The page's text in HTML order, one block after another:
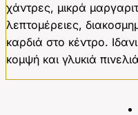
χάντρες, μικρά
λεπτομέρειες,
καρδιά στο κέντρο.
κομψή και γλυκιά